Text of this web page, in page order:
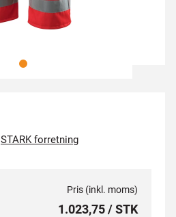
STARK forretning
Pris (inkl. moms)
1.023,75 / STK